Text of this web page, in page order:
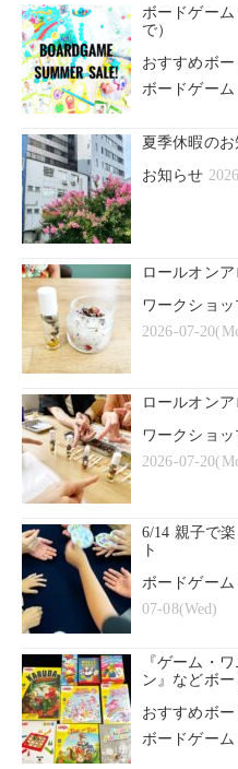
ボードゲーム
で）
おすすめボー
ボードゲーム
夏季休暇の
お知らせ
ロールオン
ワークショッ
2026-07-
ロールオン
ワークショッ
2026-07-
6/14 親子で
ト
ボードゲーム
07-08(Wed)
『ゲーム・
ン』などボ
おすすめボー
ボードゲーム